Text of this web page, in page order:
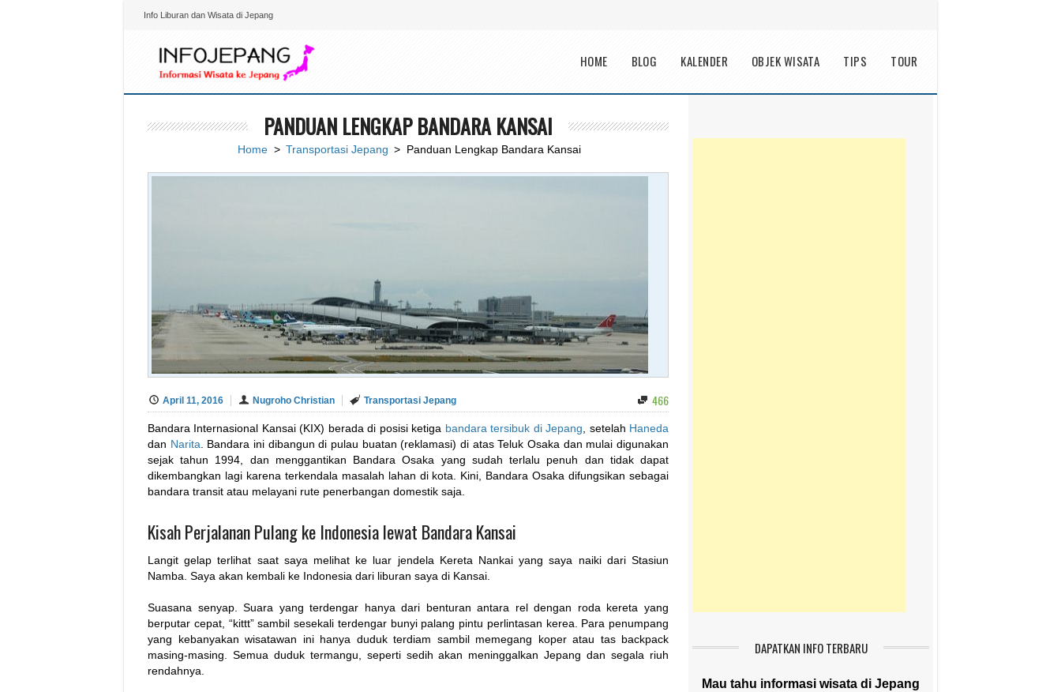
Info Liburan dan Wisata di Jepang
Main menu
HOME BLOG KALENDER OBJEK WISATA TIPS TOUR
PANDUAN LENGKAP BANDARA KANSAI
Home > Transportasi Jepang > Panduan Lengkap Bandara Kansai
April 11, 2016 Nugroho Christian Transportasi Jepang 466
Bandara Internasional Kansai (KIX) berada di posisi ketiga bandara tersibuk di Jepang , setelah Haneda
dan Narita . Bandara ini dibangun di pulau buatan (reklamasi) di atas Teluk Osaka dan mulai digunakan
sejak tahun 1994, dan menggantikan Bandara Osaka yang sudah terlalu penuh dan tidak dapat
dikembangkan lagi karena terkendala masalah lahan di kota. Kini, Bandara Osaka difungsikan sebagai
bandara transit atau melayani rute penerbangan domestik saja.
Kisah Perjalanan Pulang ke Indonesia lewat Bandara Kansai
Langit gelap terlihat saat saya melihat ke luar jendela Kereta Nankai yang saya naiki dari Stasiun
Namba. Saya akan kembali ke Indonesia dari liburan saya di Kansai.
Suasana senyap. Suara yang terdengar hanya dari benturan antara rel dengan roda kereta yang
berputar cepat, “kittt” sambil sesekali terdengar bunyi palang pintu perlintasan kerea. Para penumpang
yang kebanyakan wisatawan ini hanya duduk terdiam sambil memegang koper atau tas backpack
masing-masing. Semua duduk termangu, seperti sedih akan meninggalkan Jepang dan segala riuh
rendahnya.
DAPATKAN INFO TERBARU
Mau tahu informasi wisata di Jepang